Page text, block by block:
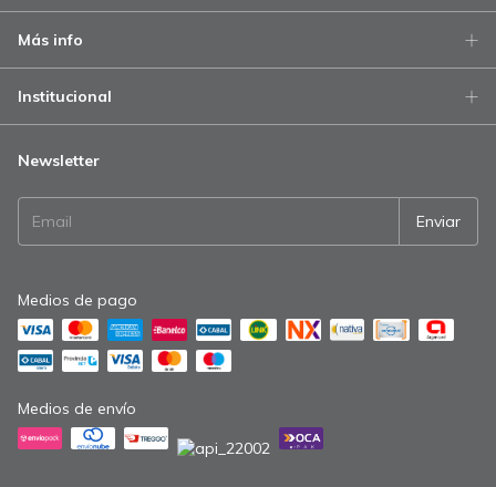
Más info
Institucional
Newsletter
Medios de pago
Medios de envío